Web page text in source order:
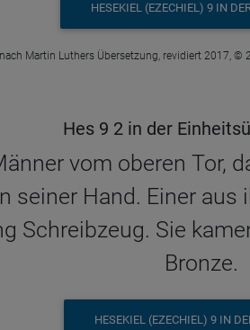
HESEKIEL (EZECHIEL) 9 IN
Martin Luthers Übersetzung, revidiert 2017, ©
Hes 9 2 in der
vom oberen Tor,
seiner Hand. Einer
Schreibzeug. Sie
Bronze.
HESEKIEL (EZECHIEL) 9 IN